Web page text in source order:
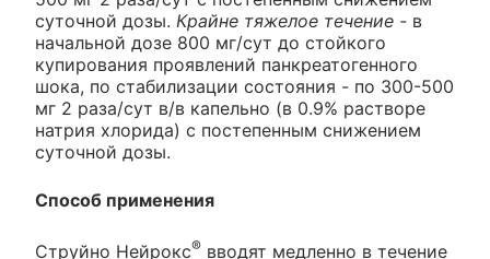
суточной дозы. Крайне тяжелое течение - в
начальной дозе 800 мг/сут до стойкого
купирования проявлений панкреатогенного
шока, по стабилизации состояния - по 300-500
мг 2 раза/сут в/в капельно (в 0.9% растворе
натрия хлорида) с постепенным снижением
суточной дозы.
Способ применения
Струйно Нейрокс® вводят медленно в течение